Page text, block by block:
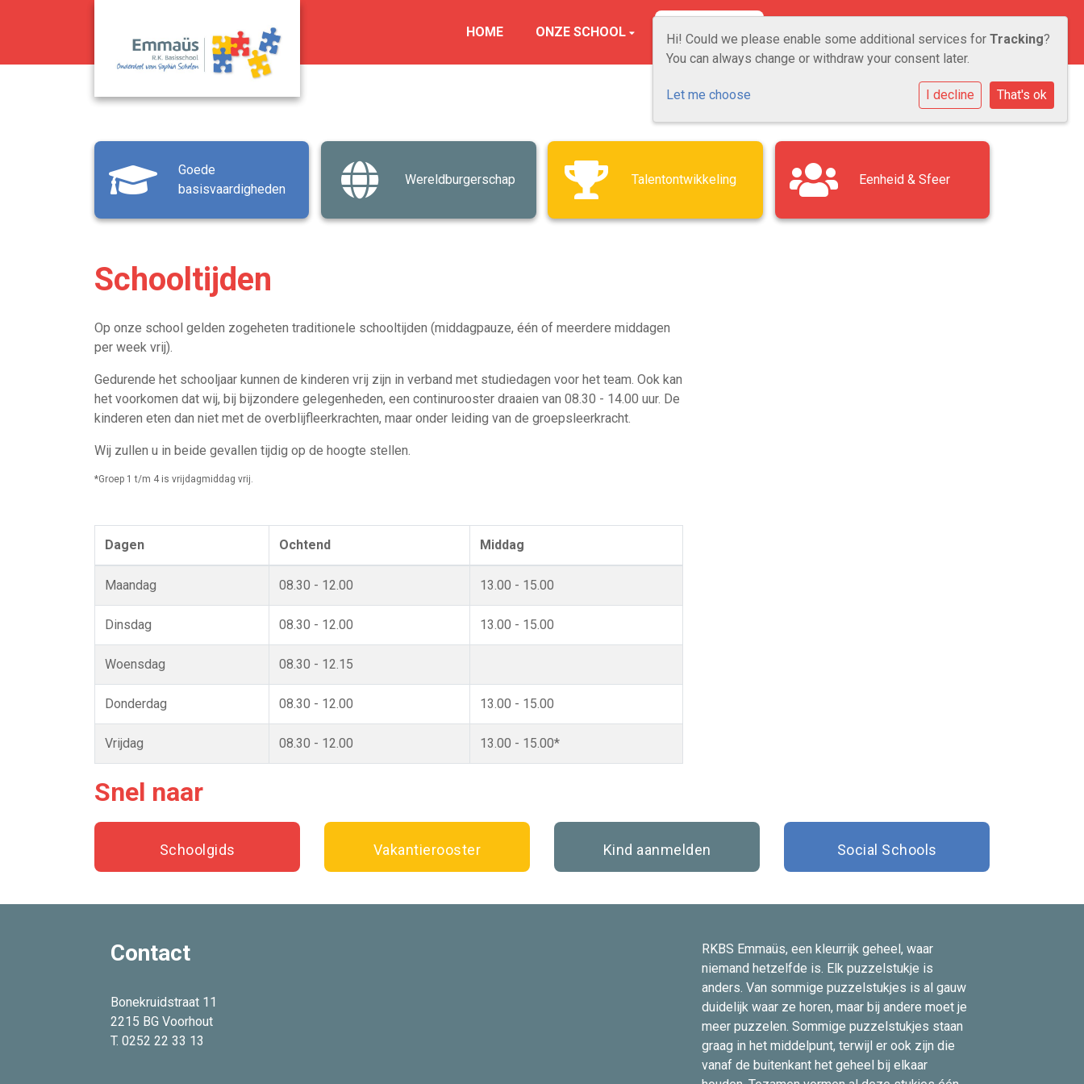
HOME ONZE SCHOOL INFORMATIE AANMELDEN CONTACT
Goede
basisvaardigheden
Wereldburgerschap Talentontwikkeling Eenheid & Sfeer
Schooltijden
Op onze school gelden zogeheten traditionele schooltijden (middagpauze, één of meerdere middagen
per week vrij).
Gedurende het schooljaar kunnen de kinderen vrij zijn in verband met studiedagen voor het team. Ook kan
het voorkomen dat wij, bij bijzondere gelegenheden, een continurooster draaien van 08.30 - 14.00 uur. De
kinderen eten dan niet met de overblijfleerkrachten, maar onder leiding van de groepsleerkracht.
Wij zullen u in beide gevallen tijdig op de hoogte stellen.
*Groep 1 t/m 4 is vrijdagmiddag vrij.
Dagen Ochtend Middag
Maandag 08.30 - 12.00 13.00 - 15.00
Dinsdag 08.30 - 12.00 13.00 - 15.00
Woensdag 08.30 - 12.15
Donderdag 08.30 - 12.00 13.00 - 15.00
Vrijdag 08.30 - 12.00 13.00 - 15.00*
Snel naar
Schoolgids Vakantierooster Kind aanmelden Social Schools
Contact
Bonekruidstraat 11
2215 BG Voorhout
T. 0252 22 33 13
RKBS Emmaüs, een kleurrijk geheel, waar
niemand hetzelfde is. Elk puzzelstukje is
anders. Van sommige puzzelstukjes is al gauw
duidelijk waar ze horen, maar bij andere moet je
meer puzzelen. Sommige puzzelstukjes staan
graag in het middelpunt, terwijl er ook zijn die
vanaf de buitenkant het geheel bij elkaar
Hi! Could we please enable some additional services for Tracking?
You can always change or withdraw your consent later.
Let me choose I decline That's ok